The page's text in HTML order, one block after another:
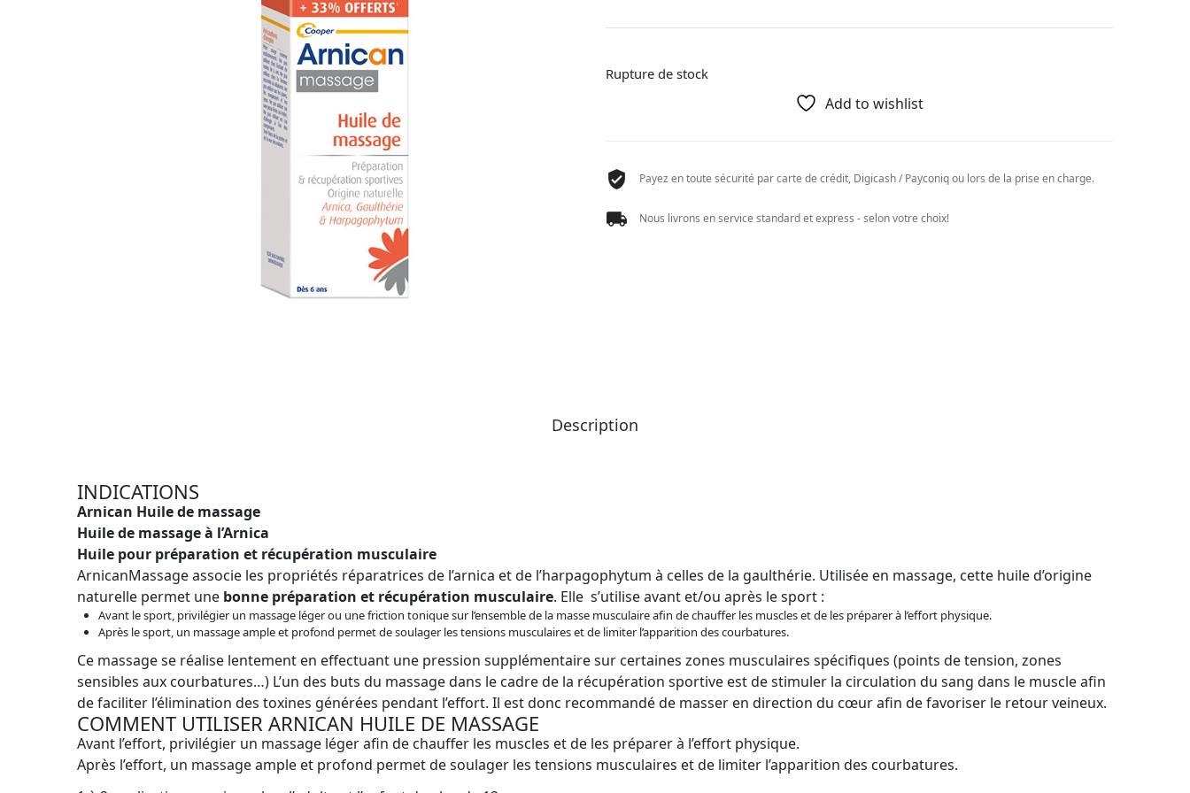
Rupture de stock
Add to wishlist
Payez en toute sécurité par carte de crédit, Digicash / Payconiq ou lors de la prise en charge.
Nous livrons en service standard et express - selon votre choix!
Description
INDICATIONS
Arnican Huile de massage
Huile de massage à l’Arnica
Huile pour préparation et récupération musculaire
ArnicanMassage associe les propriétés réparatrices de l’arnica et de l’harpagophytum à celles de la gaulthérie. Utilisée en massage, cette huile d’origine
naturelle permet une bonne préparation et récupération musculaire. Elle s’utilise avant et/ou après le sport :
Avant le sport, privilégier un massage léger ou une friction tonique sur l’ensemble de la masse musculaire afin de chauffer les muscles et de les préparer à l’effort physique.
Après le sport, un massage ample et profond permet de soulager les tensions musculaires et de limiter l’apparition des courbatures.
Ce massage se réalise lentement en effectuant une pression supplémentaire sur certaines zones musculaires spécifiques (points de tension, zones
sensibles aux courbatures…) L’un des buts du massage dans le cadre de la récupération sportive est de stimuler la circulation du sang dans le muscle afin
de faciliter l’élimination des toxines générées pendant l’effort. Il est donc recommandé de masser en direction du cœur afin de favoriser le retour veineux.
COMMENT UTILISER ARNICAN HUILE DE MASSAGE
Avant l’effort, privilégier un massage léger afin de chauffer les muscles et de les préparer à l’effort physique.
Après l’effort, un massage ample et profond permet de soulager les tensions musculaires et de limiter l’apparition des courbatures.